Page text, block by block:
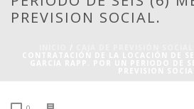
PREVISION SOCIAL.